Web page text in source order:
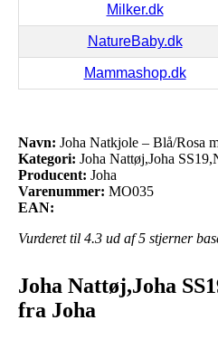
Milker.dk
NatureBaby.dk
Mammashop.dk
Navn: Joha Natkjole – Blå/Rosa
Kategori: Joha Nattøj,Joha
Producent: Joha
Varenummer: MO035
EAN:
Vurderet til 4.3 ud af 5 stjerner
Joha Nattøj,Joha
fra Joha